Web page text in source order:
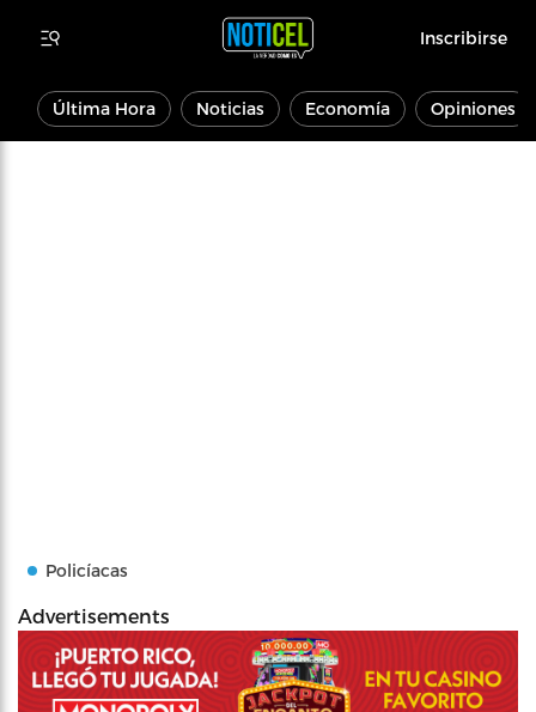
Inscribirse
Última Hora Noticias Economía Opiniones
Policíacas
Advertisements